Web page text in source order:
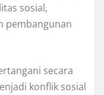
sosial,
pembangunan
secara
konflik sosial